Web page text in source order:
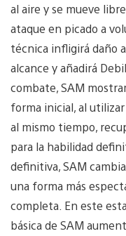
al aire y se mueve
ataque en picado a
técnica infligirá daño
alcance y añadirá
combate, SAM
forma inicial, al
al mismo tiempo,
para la habilidad
definitiva, SAM
una forma más
completa. En este
básica de SAM